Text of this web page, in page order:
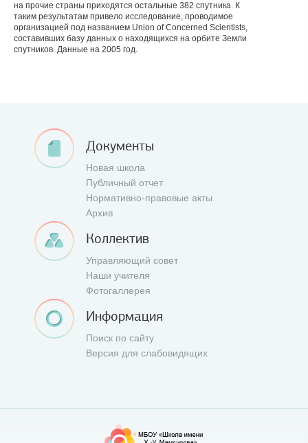
на прочие страны приходятся остальные 382 спутника. К
таким результатам привело исследование, проводимое
организацией под названием Union of Concerned Scientists,
составивших базу данных о находящихся на орбите Земли
спутников. Данные на 2005 год.
Документы
Новая школа
Публичный отчет
Нормативно-правовые акты
Архив
Коллектив
Управляющий совет
Наши учителя
Фотогаллерея
Информация
Поиск по сайту
Версия для слабовидящих